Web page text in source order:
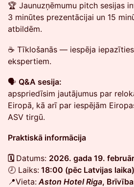
🏆 Jaunuzņēmumu pitch sesijas
3 minūtes prezentācijai un 15
atbildēm.
☕️ Tīklošanās — iespēja
ekspertiem.
🗣 Q&A sesija:
apspriedīsim jautājumus par
Eiropā, kā arī par iespējām
ASV tirgū.
Praktiskā informācija
🗓 Datums: 2026. gada 19.
🕗 Laiks: 18:00 (pēc Latvijas laika)
📍Vieta: Aston Hotel Riga,